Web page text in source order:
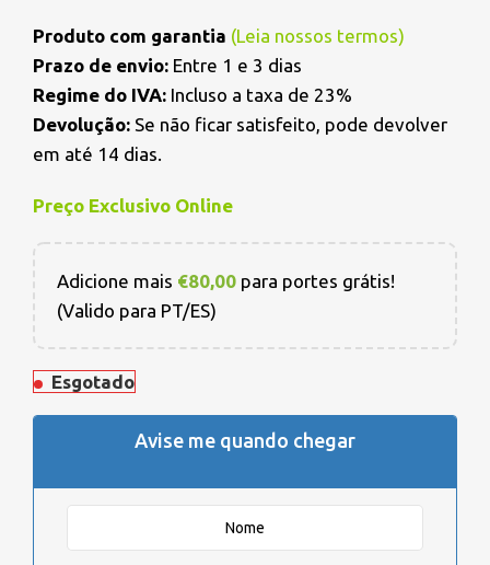
Produto com garantia (Leia nossos termos)
Prazo de envio: Entre 1 e 3 dias
Regime do IVA: Incluso a taxa de 23%
Devolução: Se não ficar satisfeito, pode devolver
em até 14 dias.
Preço Exclusivo Online
Adicione mais €80,00 para portes grátis!
(Valido para PT/ES)
Esgotado
Avise me quando chegar